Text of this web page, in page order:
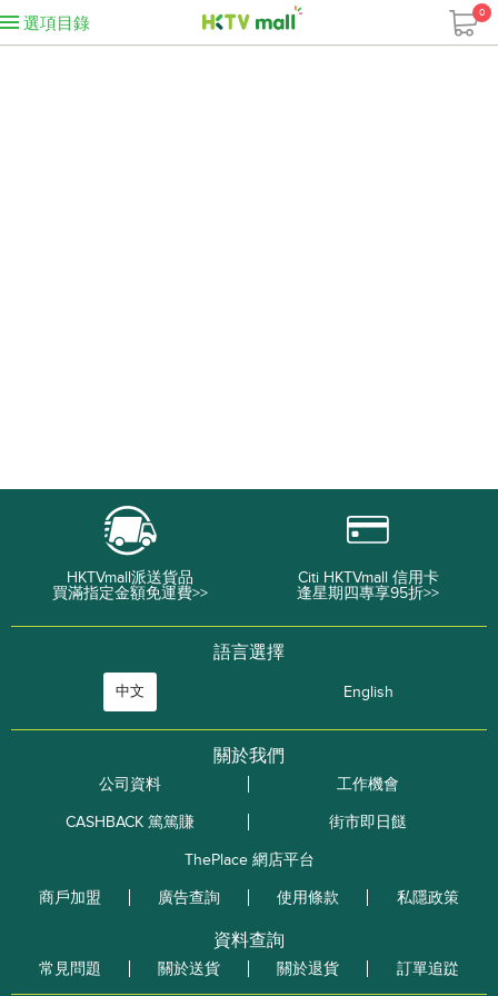
選項目錄
0
HKTVmall派送貨品
買滿指定金額免運費>>
Citi HKTVmall 信用卡
逢星期四專享95折>>
語言選擇
中文 English
關於我們
公司資料
工作機會
CASHBACK 篤篤賺
街市即日餸
ThePlace 網店平台
商戶加盟
廣告查詢 使用條款 私隱政策
資料查詢
常見問題 關於送貨 關於退貨 訂單追踨